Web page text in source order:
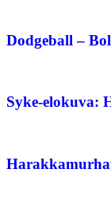
Dodgeball –
Syke-elokuva: